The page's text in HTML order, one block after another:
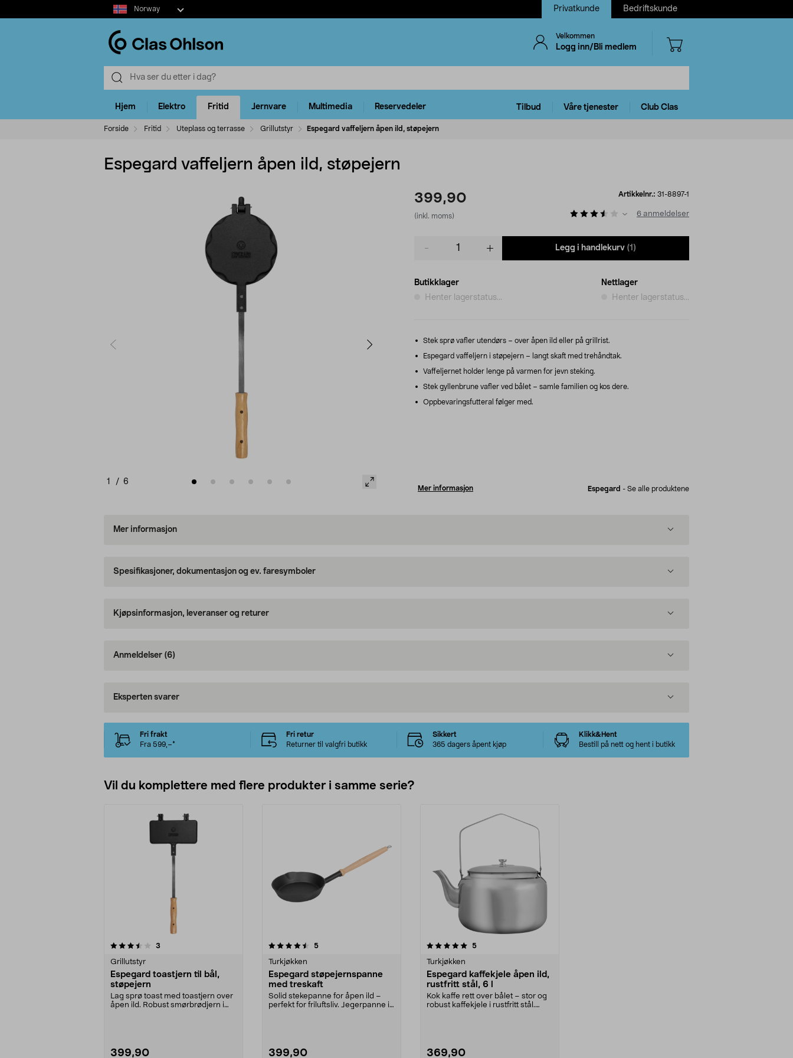
Select
market
Norway Privatkunde Bedriftskunde
Velkommen
Logg inn/Bli medlem
Hjem Elektro Fritid Jernvare Multimedia Reservedeler Tilbud Våre tjenester Club Clas
Forside Fritid Uteplass og terrasse Grillutstyr Espegard vaffeljern åpen ild, støpejern
Espegard vaffeljern åpen ild, støpejern
1 / 6
399,90
(inkl. moms)
Artikkelnr.: 31-8897-1
6 anmeldelser
Legg i handlekurv (1)
Butikklager
Henter lagerstatus...
Nettlager
Henter lagerstatus...
Stek sprø vafler utendørs – over åpen ild eller på grillrist.
Espegard vaffeljern i støpejern – langt skaft med trehåndtak.
Vaffeljernet holder lenge på varmen for jevn steking.
Stek gyllenbrune vafler ved bålet – samle familien og kos dere.
Oppbevaringsfutteral følger med.
Mer informasjon Espegard - Se alle produktene
Mer informasjon
Spesifikasjoner, dokumentasjon og ev. faresymboler
Kjøpsinformasjon, leveranser og returer
Anmeldelser (6)
Eksperten svarer
Fri frakt
Fra 599,–*
Fri retur
Returner til valgfri butikk
Sikkert
365 dagers åpent kjøp
Klikk&Hent
Bestill på nett og hent i butikk
Vil du komplettere med flere produkter i samme serie?
3
Grillutstyr
Espegard toastjern til bål,
støpejern
Lag sprø toast med toastjern over
åpen ild. Robust smørbrødjern i
399,90
4.5av 5 stjerner 5anmeldelser
Turkjøkken
Espegard støpejernspanne
med treskaft
Solid stekepanne for åpen ild –
perfekt for friluftsliv. Jegerpanne i
399,90
5.0av 5 stjerner 5anmeldelser
Turkjøkken
Espegard kaffekjele åpen ild,
rustfritt stål, 6 l
Kok kaffe rett over bålet – stor og
robust kaffekjele i rustfritt stål.
369,90